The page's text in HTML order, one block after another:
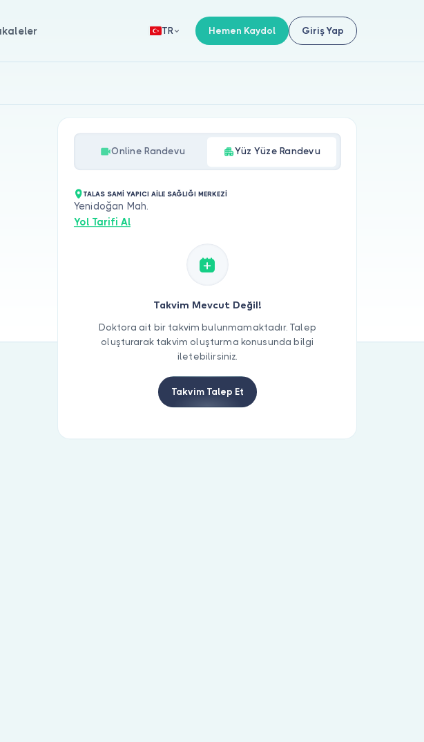
TR Hemen Kaydol Giriş Yap
Online Randevu Yüz Yüze Randevu
TALAS SAMİ YAPICI AİLE SAĞLIĞI MERKEZİ
Yenidoğan Mah.
Yol Tarifi Al
Takvim Mevcut Değil!
Doktora ait bir takvim bulunmamaktadır. Talep
oluşturarak takvim oluşturma konusunda bilgi
iletebilirsiniz.
Takvim Talep Et